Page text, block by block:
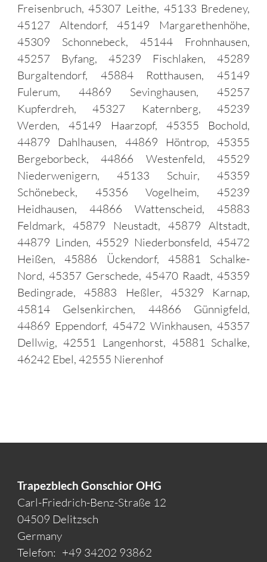
Freisenbruch, 45307 Leithe, 45133 Bredeney,
45127 Altendorf, 45149 Margarethenhöhe,
45309 Schonnebeck, 45144 Frohnhausen,
45257 Byfang, 45239 Fischlaken, 45289
Burgaltendorf, 45884 Rotthausen, 45149
Fulerum, 44869 Sevinghausen, 45257
Kupferdreh, 45327 Katernberg, 45239
Werden, 45149 Haarzopf, 45355 Bochold,
44879 Dahlhausen, 44869 Höntrop, 45355
Bergeborbeck, 44866 Westenfeld, 45529
Niederwenigern, 45133 Schuir, 45359
Schönebeck, 45356 Vogelheim, 45239
Heidhausen, 44866 Wattenscheid, 45883
Feldmark, 45879 Neustadt, 45879 Altstadt,
44879 Linden, 45529 Niederbonsfeld, 45472
Heißen, 45886 Ückendorf, 45881 Schalke-
Nord, 45357 Gerschede, 45470 Raadt, 45359
Bedingrade, 45883 Heßler, 45329 Karnap,
45814 Gelsenkirchen, 44866 Günnigfeld,
44869 Eppendorf, 45472 Winkhausen, 45357
Dellwig, 42551 Langenhorst, 45881 Schalke,
46242 Ebel, 42555 Nierenhof
Trapezblech Gonschior OHG
Carl-Friedrich-Benz-Straße 12
04509 Delitzsch
Germany
Telefon: +49 34202 93862